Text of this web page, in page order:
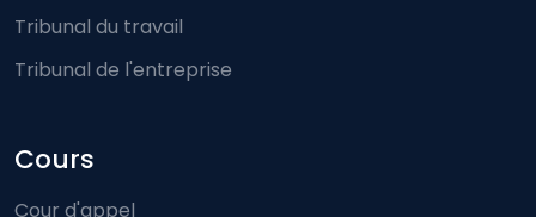
Tribunal du travail
Tribunal de l'entreprise
Cours
Cour d'appel